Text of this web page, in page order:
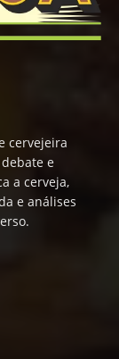
cervejeira
e
a cerveja,
e análises